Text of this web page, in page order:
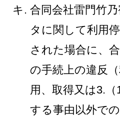
合同会社雷門竹
タに関して利用
された場合に、
の手続上の違反
用、取得又は3.
する事由以外で